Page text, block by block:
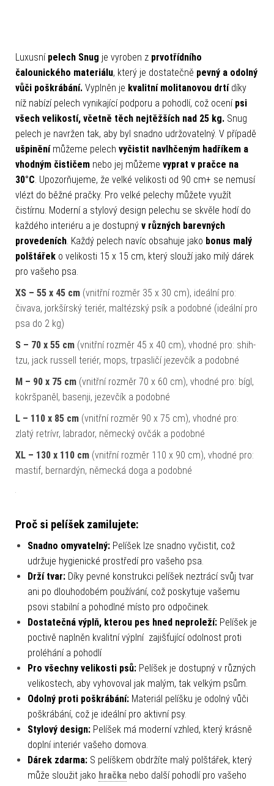
Luxusní pelech Snug je vyroben z prvotřídního
čalounického materiálu, který je dostatečně pevný a odolný
vůči poškrábání. Vyplněn je kvalitní molitanovou drtí díky
níž nabízí pelech vynikající podporu a pohodlí, což ocení psi
všech velikostí, včetně těch nejtěžších nad 25 kg. Snug
pelech je navržen tak, aby byl snadno udržovatelný. V případě
ušpiněnímůžeme pelech vyčistit navlhčeným hadříkem a
vhodným čističem nebo jej můžeme vyprat v pračce na
30°C Upozorňujeme, že velké velikosti od 90 cm+ se nemusí
vlézt do běžné pračky. Pro velké pelechy můžete využít
čistírnu. Moderní a stylový design pelechu se skvěle hodí do
každého interiéru a je dostupný v různých barevných
provedeních . Každý pelech navíc obsahuje jako bonus malý
polštářek o velikosti 15 x 15 cm, který slouží jako milý dárek
pro vašeho psa.
XS – 55 x 45 cm (vnitřní rozměr 35 x 30 cm), ideální pro:
čivava, jorkšírský teriér, maltézský psík a podobné (ideální pro
psa do 2 kg)
S – 70 x 55 cm (vnitřní rozměr 45 x 40 cm), vhodné pro: shih-
tzu, jack russell teriér, mops, trpasličí jezevčík a podobné
M – 90 x 75 cm (vnitřní rozměr 70 x 60 cm), vhodné pro: bígl,
kokršpaněl, basenji, jezevčík a podobné
L – 110 x 85 cm (vnitřní rozměr 90 x 75 cm), vhodné pro:
zlatý retrívr, labrador, německý ovčák a podobné
XL – 130 x 110 cm (vnitřní rozměr 110 x 90 cm), vhodné pro:
mastif, bernardýn, německá doga a podobné
Proč si pelíšek zamilujete:
Snadno omyvatelný: Pelíšek lze snadno vyčistit, což
udržuje hygienické prostředí pro vašeho psa.
Drží tvar: Díky pevné konstrukci pelíšek neztrácí svůj tvar
ani po dlouhodobém používání, což poskytuje vašemu
psovi stabilní a pohodlné místo pro odpočinek.
Dostatečná výplň, kterou pes hned neproleží: Pelíšek je
poctivě naplněn kvalitní výplní zajišťující odolnost proti
proléhání a pohodlí
Pro všechny velikosti psů: Pelíšek je dostupný v různých
velikostech, aby vyhovoval jak malým, tak velkým psům.
Odolný proti poškrábání: Materiál pelíšku je odolný vůči
poškrábání, což je ideální pro aktivní psy.
Stylový design: Pelíšek má moderní vzhled, který krásně
doplní interiér vašeho domova.
Dárek zdarma: S pelíškem obdržíte malý polštářek, který
může sloužit jako hračka nebo další pohodlí pro vašeho